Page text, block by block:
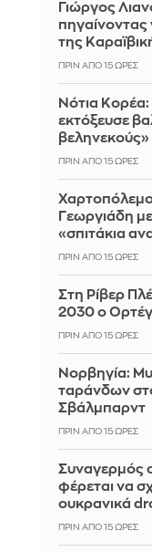
Γιώργος
πηγαίνοντας
της
ΠΡΙΝ ΑΠΌ 15 ΏΡΕΣ
Νότια
εκτόξευσε
βεληνεκούς»
ΠΡΙΝ ΑΠΌ 15 ΏΡΕΣ
Γεωργιάδη
«σπιτάκια
ΠΡΙΝ ΑΠΌ 15 ΏΡΕΣ
Στη Ρίβερ
2030 ο
ΠΡΙΝ ΑΠΌ 15 ΏΡΕΣ
Νορβηγία:
ταράνδων
Σβάλμπαρντ
ΠΡΙΝ ΑΠΌ 15 ΏΡΕΣ
Συναγερμός
φέρεται να
ουκρανικά
ΠΡΙΝ ΑΠΌ 15 ΏΡΕΣ